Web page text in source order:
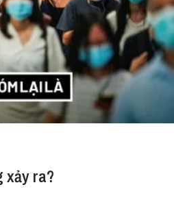
xảy ra?